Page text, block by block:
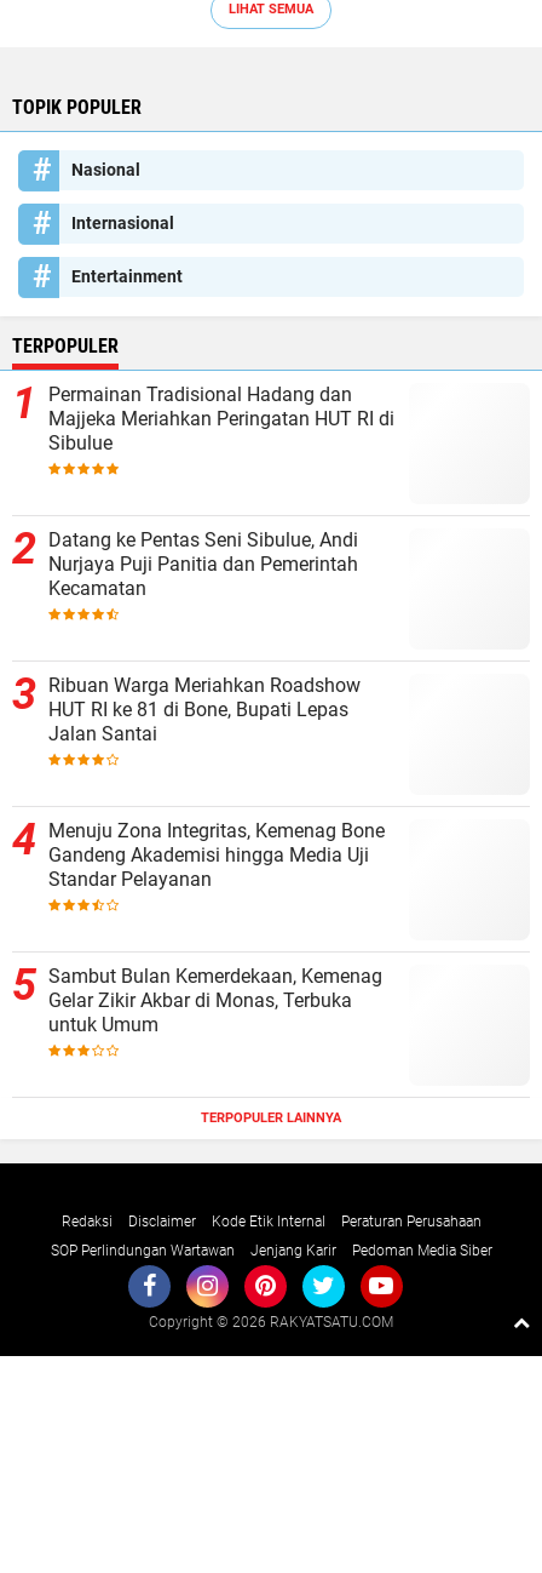
LIHAT SEMUA
TOPIK POPULER
Nasional
Internasional
Entertainment
TERPOPULER
Permainan Tradisional Hadang dan
Majjeka Meriahkan Peringatan HUT RI di
Sibulue
Datang ke Pentas Seni Sibulue, Andi
Nurjaya Puji Panitia dan Pemerintah
Kecamatan
Ribuan Warga Meriahkan Roadshow
HUT RI ke 81 di Bone, Bupati Lepas
Jalan Santai
Menuju Zona Integritas, Kemenag Bone
Gandeng Akademisi hingga Media Uji
Standar Pelayanan
Sambut Bulan Kemerdekaan, Kemenag
Gelar Zikir Akbar di Monas, Terbuka
untuk Umum
TERPOPULER LAINNYA
Redaksi Disclaimer Kode Etik Internal
Peraturan Perusahaan
SOP Perlindungan Wartawan
Jenjang Karir Pedoman Media Siber
Copyright © 2026 RAKYATSATU.COM
Raushan